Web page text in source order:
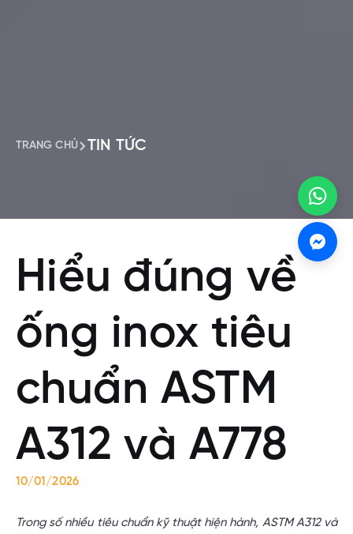
TRANG CHỦ TIN TỨC
Hiểu đúng về
ống inox tiêu
chuẩn ASTM
A312 và A778
10/01/2026
Trong số nhiều tiêu chuẩn kỹ thuật hiện hành, ASTM A312 và